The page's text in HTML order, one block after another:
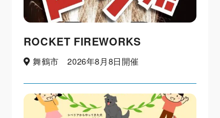
ROCKET FIREWORKS
舞鶴市 2026年8月8日開催